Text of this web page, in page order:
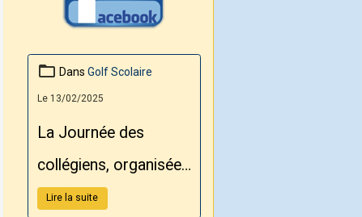
Dans Golf Scolaire
Le 13/02/2025
La Journée des
collégiens, organisée
par le Conseil
Lire la suite